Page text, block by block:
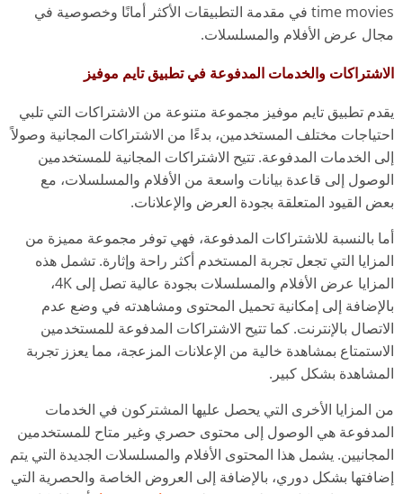
time movies في مقدمة التطبيقات الأكثر أمانًا وخصوصية في
مجال عرض الأفلام والمسلسلات.
الاشتراكات والخدمات المدفوعة في تطبيق تايم موفيز
يقدم تطبيق تايم موفيز مجموعة متنوعة من الاشتراكات التي تلبي
احتياجات مختلف المستخدمين، بدءًا من الاشتراكات المجانية وصولاً
إلى الخدمات المدفوعة. تتيح الاشتراكات المجانية للمستخدمين
الوصول إلى قاعدة بيانات واسعة من الأفلام والمسلسلات، مع
بعض القيود المتعلقة بجودة العرض والإعلانات.
أما بالنسبة للاشتراكات المدفوعة، فهي توفر مجموعة مميزة من
المزايا التي تجعل تجربة المستخدم أكثر راحة وإثارة. تشمل هذه
المزايا عرض الأفلام والمسلسلات بجودة عالية تصل إلى 4K،
بالإضافة إلى إمكانية تحميل المحتوى ومشاهدته في وضع عدم
الاتصال بالإنترنت. كما تتيح الاشتراكات المدفوعة للمستخدمين
الاستمتاع بمشاهدة خالية من الإعلانات المزعجة، مما يعزز تجربة
المشاهدة بشكل كبير.
من المزايا الأخرى التي يحصل عليها المشتركون في الخدمات
المدفوعة هي الوصول إلى محتوى حصري وغير متاح للمستخدمين
المجانيين. يشمل هذا المحتوى الأفلام والمسلسلات الجديدة التي يتم
إضافتها بشكل دوري، بالإضافة إلى العروض الخاصة والحصرية التي